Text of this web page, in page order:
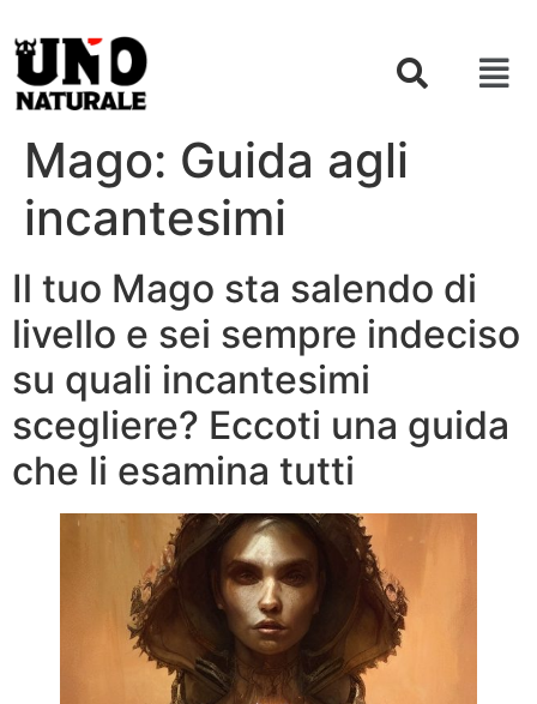
Mago: Guida agli
incantesimi
Il tuo Mago sta salendo di
livello e sei sempre indeciso
su quali incantesimi
scegliere? Eccoti una guida
che li esamina tutti